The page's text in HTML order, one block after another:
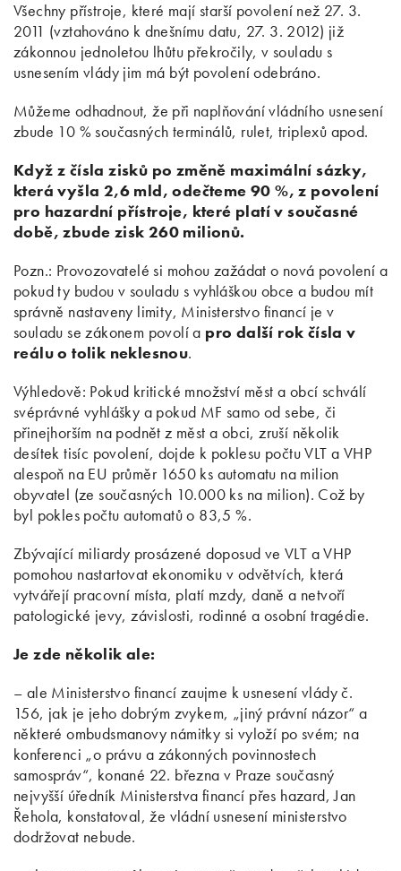
Všechny přístroje, které mají starší povolení než 27. 3.
2011 (vztahováno k dnešnímu datu, 27. 3. 2012) již
zákonnou jednoletou lhůtu překročily, v souladu s
usnesením vlády jim má být povolení odebráno.
Můžeme odhadnout, že při naplňování vládního usnesení
zbude 10 % současných terminálů, rulet, triplexů apod.
Když z čísla zisků po změně maximální sázky,
která vyšla 2,6 mld, odečteme 90 %, z povolení
pro hazardní přístroje, které platí v současné
době, zbude zisk 260 milionů.
Pozn.: Provozovatelé si mohou zažádat o nová povolení a
pokud ty budou v souladu s vyhláškou obce a budou mít
správně nastaveny limity, Ministerstvo financí je v
souladu se zákonem povolí a pro další rok čísla v
reálu o tolik neklesnou.
Výhledově: Pokud kritické množství měst a obcí schválí
svéprávné vyhlášky a pokud MF samo od sebe, či
přinejhorším na podnět z měst a obci, zruší několik
desítek tisíc povolení, dojde k poklesu počtu VLT a VHP
alespoň na EU průměr 1650 ks automatu na milion
obyvatel (ze současných 10.000 ks na milion). Což by
byl pokles počtu automatů o 83,5 %.
Zbývající miliardy prosázené doposud ve VLT a VHP
pomohou nastartovat ekonomiku v odvětvích, která
vytvářejí pracovní místa, platí mzdy, daně a netvoří
patologické jevy, závislosti, rodinné a osobní tragédie.
Je zde několik ale:
– ale Ministerstvo financí zaujme k usnesení vlády č.
156, jak je jeho dobrým zvykem, „jiný právní názor“ a
některé ombudsmanovy námitky si vyloží po svém; na
konferenci „o právu a zákonných povinnostech
samospráv“, konané 22. března v Praze současný
nejvyšší úředník Ministerstva financí přes hazard, Jan
Řehola, konstatoval, že vládní usnesení ministerstvo
dodržovat nebude.